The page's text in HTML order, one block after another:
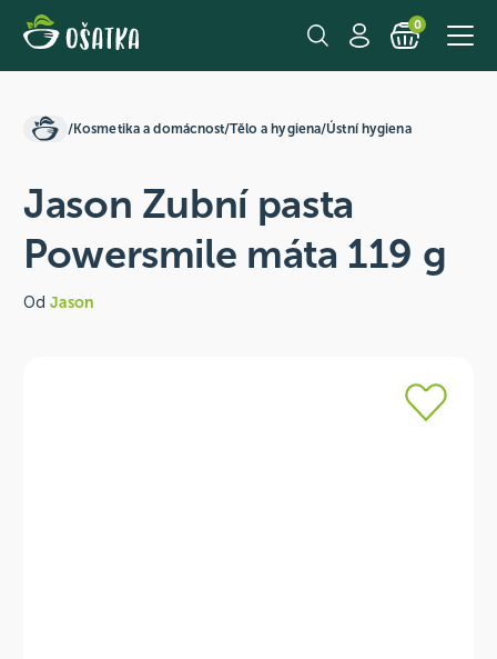
0
/Kosmetika a domácnost/Tělo a hygiena/Ústní hygiena
Jason Zubní pasta
Powersmile máta 119 g
Od Jason